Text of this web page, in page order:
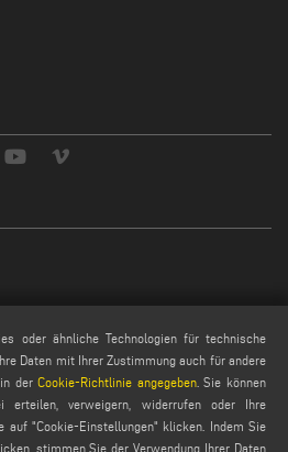
oder ähnliche Technologien für technische
Daten mit Ihrer Zustimmung auch für andere
in derCookie-Richtlinie angegeben. Sie können
erteilen, verweigern, widerrufen oder Ihre
auf "Cookie-Einstellungen" klicken. Indem Sie
stimmen Sie der Verwendung Ihrer Daten